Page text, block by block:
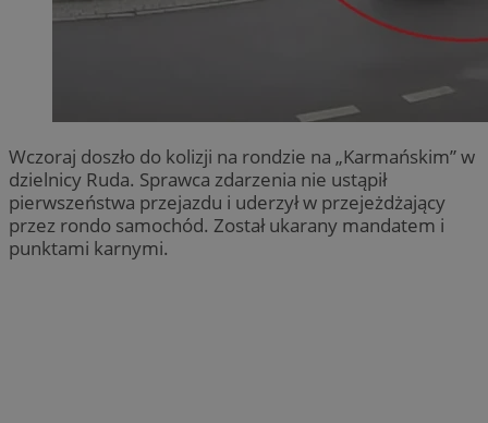
Wczoraj doszło do kolizji na rondzie na „Karmańskim” w
dzielnicy Ruda. Sprawca zdarzenia nie ustąpił
pierwszeństwa przejazdu i uderzył w przejeżdżający
przez rondo samochód. Został ukarany mandatem i
punktami karnymi.